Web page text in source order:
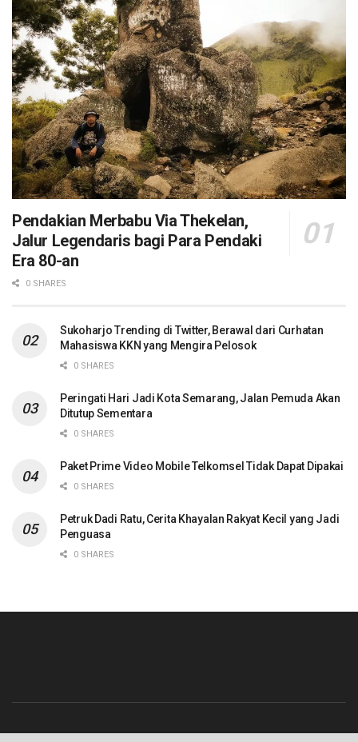
Pendakian Merbabu Via Thekelan,
Jalur Legendaris bagi Para Pendaki
Era 80-an
0 SHARES
Sukoharjo Trending di Twitter, Berawal dari Curhatan
Mahasiswa KKN yang Mengira Pelosok
0 SHARES
Peringati Hari Jadi Kota Semarang, Jalan Pemuda Akan
Ditutup Sementara
0 SHARES
Paket Prime Video Mobile Telkomsel Tidak Dapat Dipakai
0 SHARES
Petruk Dadi Ratu, Cerita Khayalan Rakyat Kecil yang Jadi
Penguasa
0 SHARES